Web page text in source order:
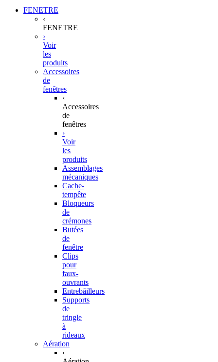
FENETRE
‹
FENETRE
›
Voir
les
produits
Accessoires
de
fenêtres
‹
Accessoires
de
fenêtres
›
Voir
les
produits
Assemblages
mécaniques
Cache-
tempête
Bloqueurs
de
crémones
Butées
de
fenêtre
Clips
pour
faux-
ouvrants
Entrebâilleurs
Supports
de
tringle
à
rideaux
Aération
‹